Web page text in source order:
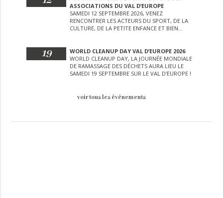
ASSOCIATIONS DU VAL D’EUROPE
SAMEDI 12 SEPTEMBRE 2026, VENEZ
RENCONTRER LES ACTEURS DU SPORT, DE LA
CULTURE, DE LA PETITE ENFANCE ET BIEN
19
WORLD CLEANUP DAY VAL D’EUROPE 2026
WORLD CLEANUP DAY, LA JOURNÉE MONDIALE
DE RAMASSAGE DES DÉCHETS AURA LIEU LE
SAMEDI 19 SEPTEMBRE SUR LE VAL D’EUROPE !
voir tous les événements